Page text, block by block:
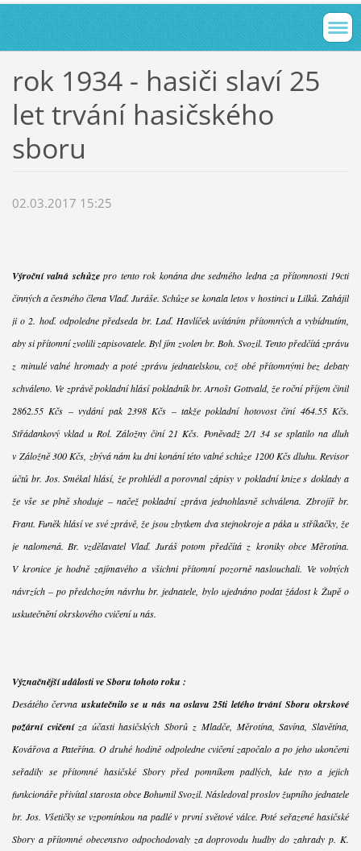
rok 1934 - hasiči slaví 25
let trvání hasičského
sboru
02.03.2017 15:25
Výroční valná schůzepro tento rok konána dne sedmého ledna za přítomnosti 19cti
činných a čestného člena Vlaď. Juráše. Schůze se konala letos v hostinci u Lilků. Zahájil
ji o 2. hoď. odpoledne předseda br. Laď. Havlíček uvítáním přítomných a vybídnutím,
aby si přítomní zvolili zapisovatele. Byl jím zvolen br. Boh. Svozil. Tento předčítá zprávu
z minulé valné hromady a poté zprávu jednatelskou, což obé přítomnými bez debaty
schváleno. Ve zprávě pokladní hlásí pokladník br. Arnošt Gottvald, že roční příjem činil
2862.55 Kčs – vydání pak 2398 Kčs – takže pokladní hotovost činí 464.55 Kčs.
Střádankový vklad u Rol. Záložny činí 21 Kčs. Poněvadž 2/1 34 se splatilo na dluh
v Záložně 300 Kčs, zbývá nám ku dni konání této valné schůze 1200 Kčs dluhu. Revisor
účtů br. Jos. Smékal hlásí, že prohlédl a porovnal zápisy v pokladní knize s doklady a
že vše se plně shoduje – načež pokladní zpráva jednohlasně schválena. Zbrojíř br.
Frant. Funěk hlásí ve své zprávě, že jsou zbytkem dva stejnokroje a páka u stříkačky, že
je nalomená. Br. vzdělavatel Vlaď. Juráš potom předčítá z kroniky obce Měrotína.
V kronice je hodně zajímavého a všichni přítomní pozorně naslouchali. Ve volných
návrzích – po předchozím návrhu br. jednatele, bylo ujednáno podat žádost k Župě o
uskutečnění okrskového cvičení u nás.
Význačnější události ve Sboru tohoto roku :
Desátého června uskutečnilo se u nás na oslavu 25ti letého trvání Sboru okrskové
požární cvičeníza účasti hasičských Sborů z Mladče, Měrotína, Savína, Slavětína,
Kovářova a Pateřína. O druhé hodině odpoledne cvičení započalo a po jeho ukončení
seřadily se přítomné hasičské Sbory před pomníkem padlých, kde tyto a jejich
funkcionáře přivítal starosta obce Bohumil Svozil. Následoval proslov župního jednatele
br. Jos. Všetičky se vzpomínkou na padlé v první světové válce. Poté seřazené hasičské
Sbory a přítomné obecenstvo odpochodovaly za doprovodu hudby do zahrady p. K.